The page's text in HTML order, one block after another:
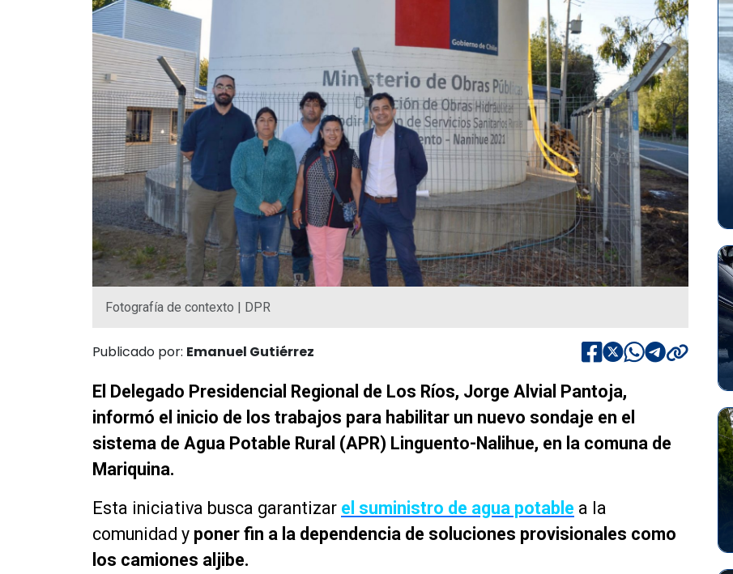
Fotografía de contexto | DPR
Publicado por: Emanuel Gutiérrez
El Delegado Presidencial Regional de Los Ríos, Jorge Alvial Pantoja,
informó el inicio de los trabajos para habilitar un nuevo sondaje en el
sistema de Agua Potable Rural (APR) Linguento-Nalihue, en la comuna de
Mariquina.
Esta iniciativa busca garantizar el suministro de agua potable a la
comunidad y poner fin a la dependencia de soluciones provisionales como
los camiones aljibe.